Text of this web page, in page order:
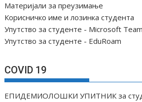
н
а
к
Материјали за преузимање
Корисничко име и лозинка студента
Упутство за студенте - Microsoft
Упутство за студенте - EduRoam
COVID 19
ЕПИДЕМИОЛОШКИ УПИТНИК за